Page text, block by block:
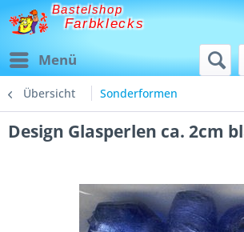
Bastelshop
Farbklecks
Menü
Übersicht Sonderformen
Design Glasperlen ca. 2cm